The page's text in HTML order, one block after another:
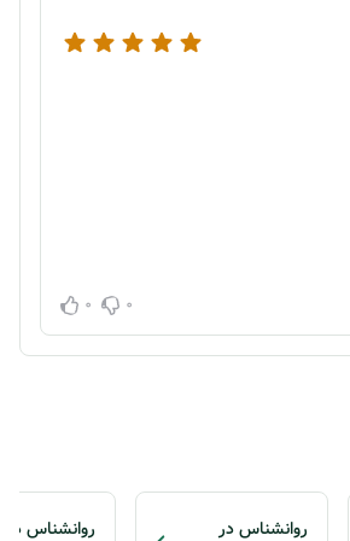
0
0
روانشناس در روانشناس در